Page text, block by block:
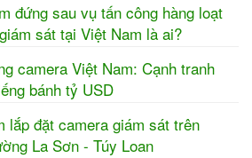
đứng sau vụ tấn công hàng loạt
sát tại Việt Nam là ai?
camera Việt Nam: Cạnh tranh
bánh tỷ USD
lắp đặt camera giám sát trên
La Sơn - Túy Loan